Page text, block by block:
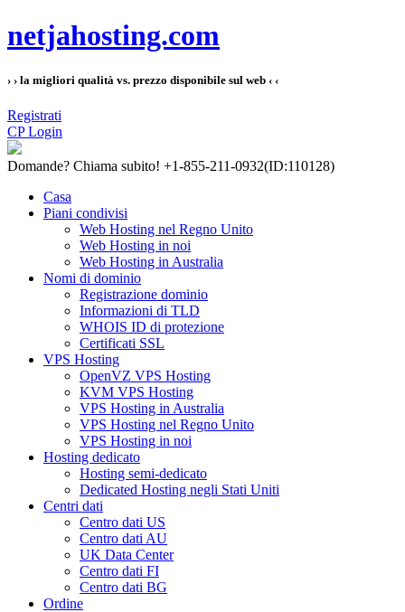
netjahosting.com
› › la migliori qualità vs. prezzo disponibile sul web ‹ ‹
Registrati
CP Login
Domande? Chiama subito! +1-855-211-0932(ID:110128)
Casa
Piani condivisi
Web Hosting nel Regno Unito
Web Hosting in noi
Web Hosting in Australia
Nomi di dominio
Registrazione dominio
Informazioni di TLD
WHOIS ID di protezione
Certificati SSL
VPS Hosting
OpenVZ VPS Hosting
KVM VPS Hosting
VPS Hosting in Australia
VPS Hosting nel Regno Unito
VPS Hosting in noi
Hosting dedicato
Hosting semi-dedicato
Dedicated Hosting negli Stati Uniti
Centri dati
Centro dati US
Centro dati AU
UK Data Center
Centro dati FI
Centro dati BG
Ordine